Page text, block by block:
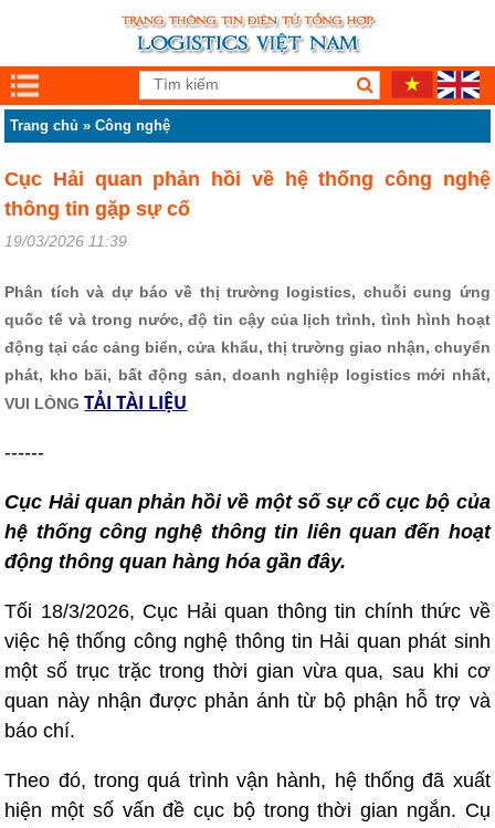
Trang chủ »Công nghệ
Cục Hải quan phản hồi về hệ thống công nghệ
thông tin gặp sự cố
19/03/2026 11:39
Phân tích và dự báo về thị trường logistics, chuỗi cung ứng
quốc tế và trong nước, độ tin cậy của lịch trình, tình hình hoạt
động tại các cảng biển, cửa khẩu, thị trường giao nhận, chuyển
phát, kho bãi, bất động sản, doanh nghiệp logistics mới nhất,
VUI LÒNGTẢI TÀI LIỆU
------
Cục Hải quan phản hồi về một số sự cố cục bộ của
hệ thống công nghệ thông tin liên quan đến hoạt
động thông quan hàng hóa gần đây.
Tối 18/3/2026, Cục Hải quan thông tin chính thức về
việc hệ thống công nghệ thông tin Hải quan phát sinh
một số trục trặc trong thời gian vừa qua, sau khi cơ
quan này nhận được phản ánh từ bộ phận hỗ trợ và
báo chí.
Theo đó, trong quá trình vận hành, hệ thống đã xuất
hiện một số vấn đề cục bộ trong thời gian ngắn. Cụ